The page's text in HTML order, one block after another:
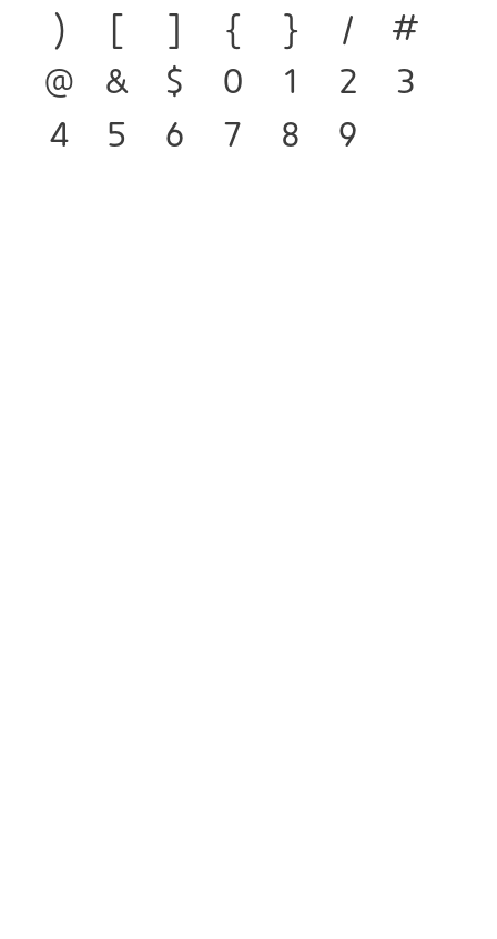
)
[ ] { } /
#
@
& $ 0 1 2
3
4
5 6 7 8 9